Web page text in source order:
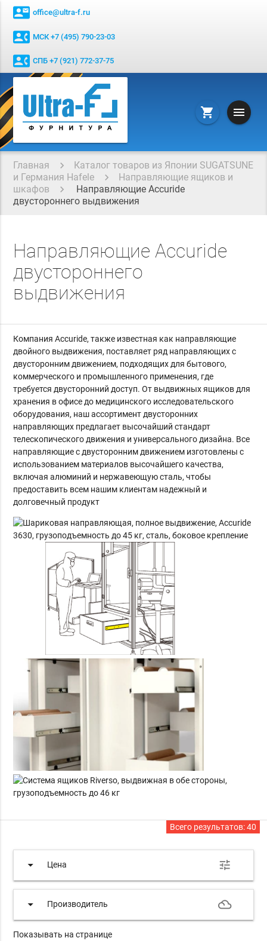
contact_mail office@ultra-f.ru
contact_phone МСК +7 (495) 790-23-03
contact_phone СПБ +7 (921) 772-37-75
shopping_cart menu
Главная
Каталог товаров из Японии SUGATSUNE
и Германия Hafele
Направляющие ящиков и
шкафов
Направляющие Accuride
двустороннего выдвижения
Направляющие Accuride
двустороннего
выдвижения
Компания Accuride, также известная как направляющие
двойного выдвижения, поставляет ряд направляющих с
двусторонним движением, подходящих для бытового,
коммерческого и промышленного применения, где
требуется двусторонний доступ.От выдвижных ящиков для
хранения в офисе до медицинского исследовательского
оборудования, наш ассортимент двусторонних
направляющих предлагает высочайший стандарт
телескопического движения и универсального дизайна. Все
направляющие с двусторонним движением изготовлены с
использованием материалов высочайшего качества,
включая алюминий и нержавеющую сталь, чтобы
предоставить всем нашим клиентам надежный и
долговечный продукт
Всего результатов:40
arrow_drop_down Цена tune
arrow_drop_down Производитель filter_drama
Показывать на странице